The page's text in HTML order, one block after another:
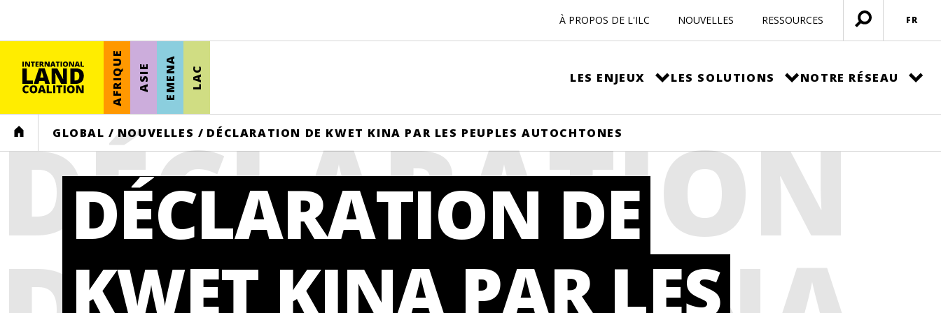
À PROPOS DE L'ILC NOUVELLES RESSOURCES
Ouvrir
menu
FR
AFRIQUE ASIE EMENA LAC LES ENJEUX LES SOLUTIONS NOTRE RÉSEAU
HOME GLOBAL / NOUVELLES / DÉCLARATION DE KWET KINA PAR LES PEUPLES AUTOCHTONES
DÉCLARATION
DÉCLARATION DE
KWET KINA PAR LES